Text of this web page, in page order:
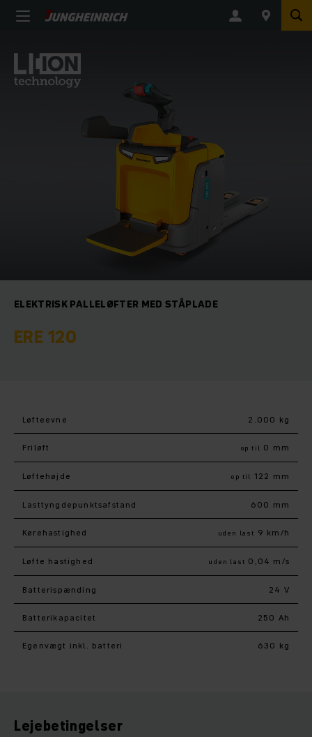
ELEKTRISK PALLELØFTER MED STÅPLADE
ERE 120
Løfteevne 2.000 kg
Friløft op til 0 mm
Løftehøjde op til 122 mm
Lasttyngdepunktsafstand 600 mm
Kørehastighed uden last 9 km/h
Løfte hastighed uden last 0,04 m/s
Batterispænding 24 V
Batterikapacitet 250 Ah
Egenvægt inkl. batteri 630 kg
Lejebetingelser